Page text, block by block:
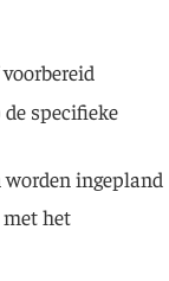
specifieke
ingepland
met het